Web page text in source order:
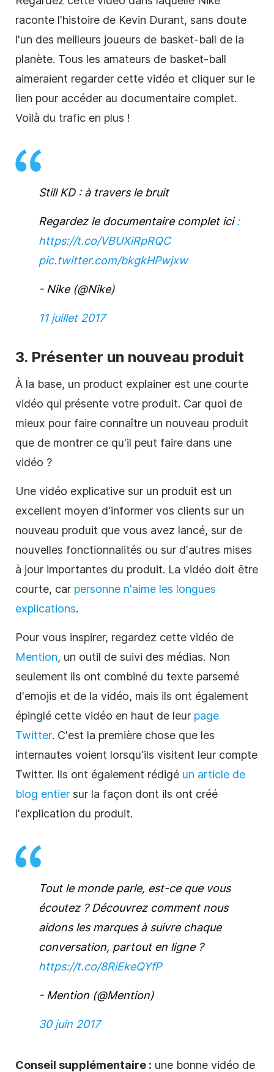
raconte l'histoire de Kevin Durant, sans doute
l'un des meilleurs joueurs de basket-ball de la
planète. Tous les amateurs de basket-ball
aimeraient regarder cette vidéo et cliquer sur le
lien pour accéder au documentaire complet.
Voilà du trafic en plus !
Still KD : à travers le bruit
Regardez le documentaire complet ici:
https://t.co/VBUXiRpRQC
pic.twitter.com/bkgkHPwjxw
- Nike (@Nike)
11 juillet 2017
3. Présenter un nouveau produit
À la base, un product explainer est une courte
vidéo qui présente votre produit. Car quoi de
mieux pour faire connaître un nouveau produit
que de montrer ce qu'il peut faire dans une
vidéo ?
Une vidéo explicative sur un produit est un
excellent moyen d'informer vos clients sur un
nouveau produit que vous avez lancé, sur de
nouvelles fonctionnalités ou sur d'autres mises
à jour importantes du produit. La vidéo doit être
courte, car personne n'aime les longues
explications.
Pour vous inspirer, regardez cette vidéo de
Mention, un outil de suivi des médias. Non
seulement ils ont combiné du texte parsemé
d'emojis et de la vidéo, mais ils ont également
épinglé cette vidéo en haut de leur page
Twitter. C'est la première chose que les
internautes voient lorsqu'ils visitent leur compte
Twitter. Ils ont également rédigé un article de
blog entier sur la façon dont ils ont créé
l'explication du produit.
Tout le monde parle, est-ce que vous
écoutez ? Découvrez comment nous
aidons les marques à suivre chaque
conversation, partout en ligne ?
https://t.co/8RiEkeQYfP
- Mention (@Mention)
30 juin 2017
Conseil supplémentaire : une bonne vidéo de